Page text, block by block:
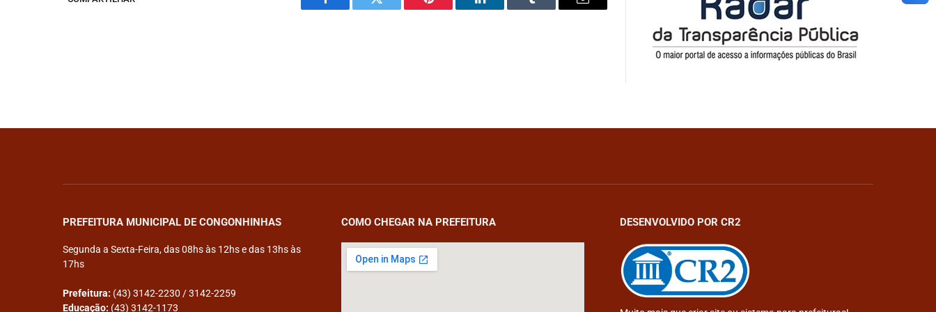
Facebook Twitter Pinterest LinkedIn Tumblr Email
PREFEITURA MUNICIPAL DE CONGONHINHAS
Segunda a Sexta-Feira, das 08hs às 12hs e das 13hs às
17hs
Prefeitura: (43) 3142-2230 / 3142-2259
Educação: (43) 3142-1173
COMO CHEGAR NA PREFEITURA DESENVOLVIDO POR CR2